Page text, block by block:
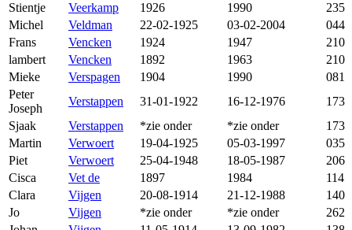
Stientje
Veerkamp 1926 1990
235
Michel
Veldman 22-02-1925 03-02-2004
044
Frans
Vencken 1924 1947
210
lambert
Vencken 1892 1963
210
Mieke
Verspagen 1904 1990
081
Peter
Joseph
Verstappen 31-01-1922 16-12-1976
173
Sjaak
Verstappen *zie onder *zie onder
173
Martin
Verwoert 19-04-1925 05-03-1997
035
Piet
Verwoert 25-04-1948 18-05-1987
206
Cisca
Vet de 1897 1984
114
Clara
Vijgen 20-08-1914 21-12-1988
140
Jo
Vijgen *zie onder *zie onder
262